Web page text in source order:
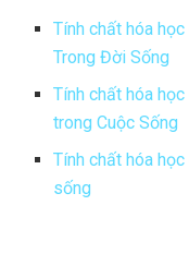
Tính chất hóa
Trong Đời Sống
Tính chất hóa
trong Cuộc Sống
Tính chất hóa
sống